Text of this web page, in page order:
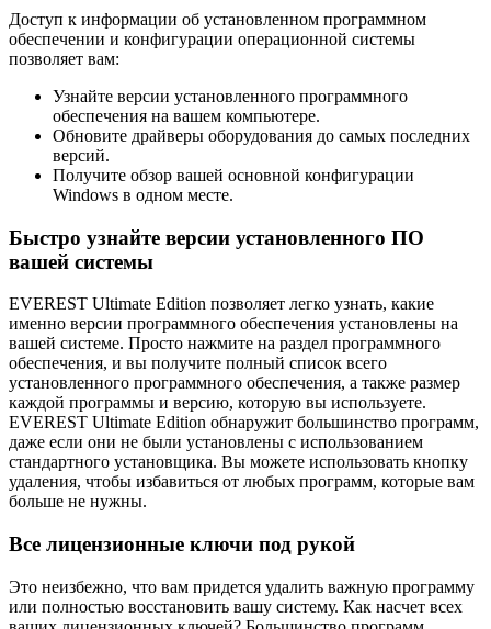
Доступ к информации об установленном программном
обеспечении и конфигурации операционной системы
позволяет вам:
Узнайте версии установленного программного
обеспечения на вашем компьютере.
Обновите драйверы оборудования до самых последних
версий.
Получите обзор вашей основной конфигурации
Windows в одном месте.
Быстро узнайте версии установленного ПО
вашей системы
EVEREST Ultimate Edition позволяет легко узнать, какие
именно версии программного обеспечения установлены на
вашей системе. Просто нажмите на раздел программного
обеспечения, и вы получите полный список всего
установленного программного обеспечения, а также размер
каждой программы и версию, которую вы используете.
EVEREST Ultimate Edition обнаружит большинство программ,
даже если они не были установлены с использованием
стандартного установщика. Вы можете использовать кнопку
удаления, чтобы избавиться от любых программ, которые вам
больше не нужны.
Все лицензионные ключи под рукой
Это неизбежно, что вам придется удалить важную программу
или полностью восстановить вашу систему. Как насчет всех